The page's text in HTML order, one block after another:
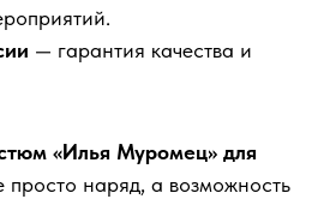
— гарантия качества и
«Илья Муромец» для
просто наряд, а возможность